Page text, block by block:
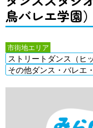
鳥バレエ学園）
市街地エリア
ストリートダンス（ヒ
その他ダンス・バレエ